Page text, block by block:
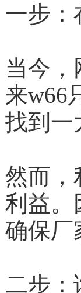
一步：
当
来w66
找到一
然而，
利益。
确保厂
二步：